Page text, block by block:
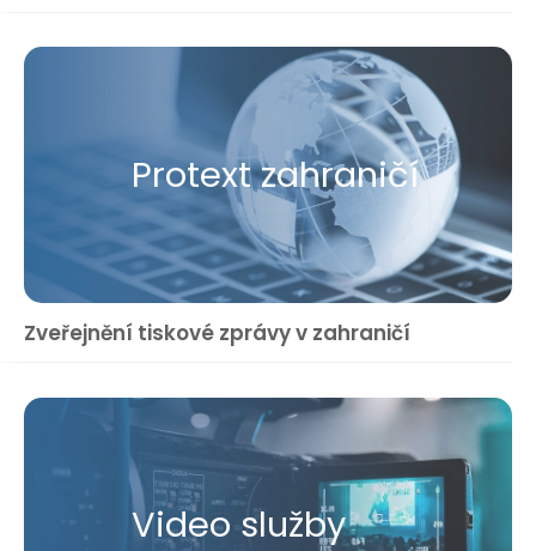
Protext zahraničí
Zveřejnění tiskové zprávy v zahraničí
Video služby